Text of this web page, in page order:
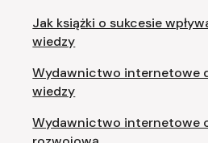
Jak książki o sukcesie
wiedzy
Wydawnictwo internetowe
wiedzy
Wydawnictwo internetowe